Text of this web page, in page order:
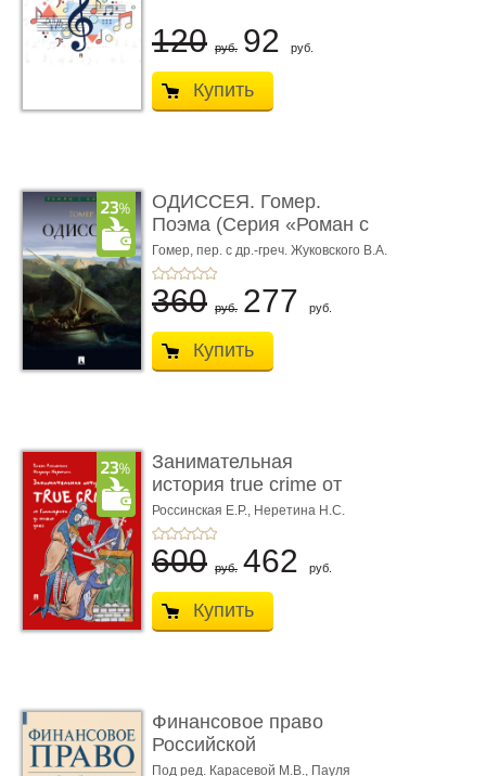
120 руб. 92 руб.
Купить
ОДИССЕЯ. Гомер.
Поэма (Серия «Роман с
книгой»)
Гомер, пер. с др.-греч. Жуковского В.А.
360 руб. 277 руб.
Купить
Занимательная
история true crime от
Гиппократа до � ...
Россинская Е.Р., Неретина Н.С.
600 руб. 462 руб.
Купить
Финансовое право
Российской
Федерации. 5-е изд�
Под ред. Карасевой М.В., Пауля